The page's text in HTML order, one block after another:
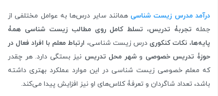
درآمد مدرس زیست شناسی همانند سایر درس‌ها به عوامل مختلفی از
جمله تجربۀ تدریس، تسلط کامل روی مطالب زیست شناسی همۀ
پایه‌ها، نکات کنکوری درس زیست شناسی، ارتباط معلم با افراد فعال در
حوزۀ تدریس خصوصی وشهر محل تدریس نیز بستگی دارد. هر چقدر
که معلم خصوصی زیست شناسی در این موارد عملکرد بهتری داشته
باشد، تعداد شاگردان و تعرفۀ کلاس‌های او نیز افزایش پیدا می‌کند.